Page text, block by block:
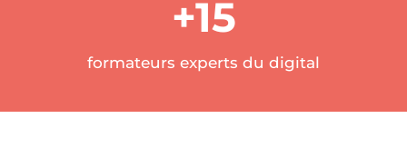
+15
formateurs experts du digital